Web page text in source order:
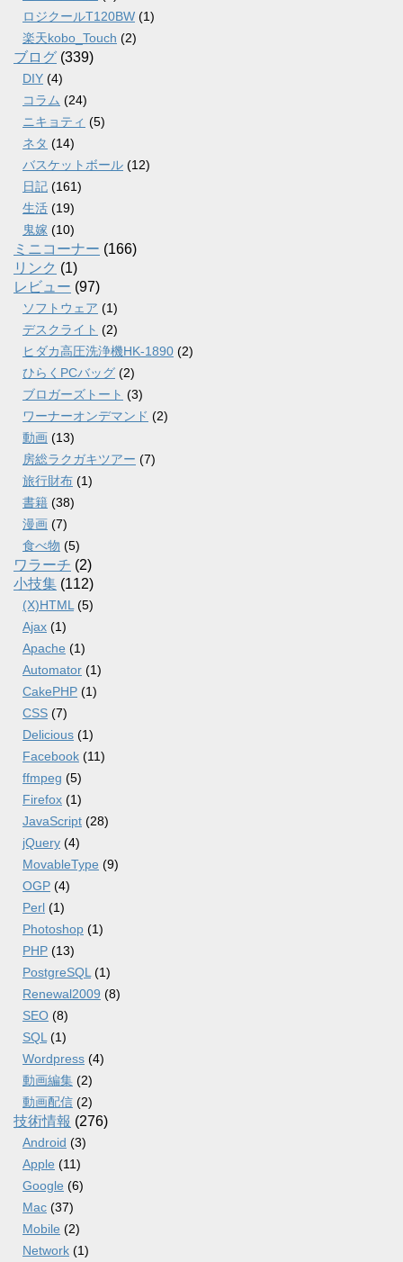
ロジクールT120BW (1)
楽天kobo_Touch (2)
ブログ (339)
DIY (4)
コラム (24)
ニキョティ (5)
ネタ (14)
バスケットボール (12)
日記 (161)
生活 (19)
鬼嫁 (10)
ミニコーナー (166)
リンク (1)
レビュー (97)
ソフトウェア (1)
デスクライト (2)
ヒダカ高圧洗浄機HK-1890 (2)
ひらくPCバッグ (2)
ブロガーズトート (3)
ワーナーオンデマンド (2)
動画 (13)
房総ラクガキツアー (7)
旅行財布 (1)
書籍 (38)
漫画 (7)
食べ物 (5)
ワラーチ (2)
小技集 (112)
(X)HTML(5)
Ajax (1)
Apache (1)
Automator (1)
CakePHP (1)
CSS (7)
Delicious (1)
Facebook (11)
ffmpeg (5)
Firefox (1)
JavaScript (28)
jQuery (4)
MovableType (9)
OGP (4)
Perl (1)
Photoshop (1)
PHP (13)
PostgreSQL(1)
Renewal2009 (8)
SEO (8)
SQL(1)
Wordpress (4)
動画編集 (2)
動画配信 (2)
技術情報 (276)
Android (3)
Apple (11)
Google (6)
Mac (37)
Mobile (2)
Network (1)